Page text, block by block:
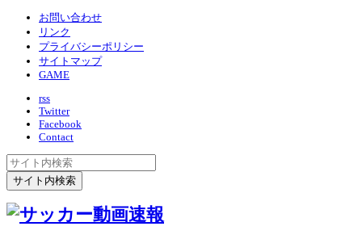
お問い合わせ
リンク
プライバシーポリシー
サイトマップ
GAME
rss
Twitter
Facebook
Contact